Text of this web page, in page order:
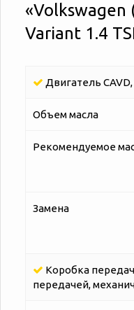
«‎‎Volkswagen
Variant 1.4
Двигатель
Объем масла
Рекомендуемое
Замена
Коробка
передачей,